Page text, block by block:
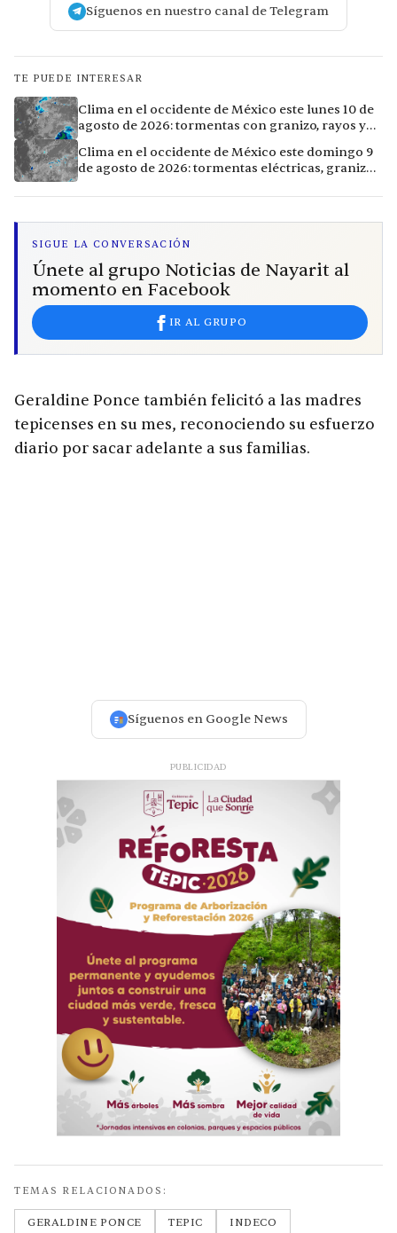
Síguenos en nuestro canal de Telegram
TE PUEDE INTERESAR
Clima en el occidente de México este lunes 10 de
agosto de 2026: tormentas con granizo, rayos y
Clima en el occidente de México este domingo 9
de agosto de 2026: tormentas eléctricas, granizo
SIGUE LA CONVERSACIÓN
Únete al grupo Noticias de Nayarit al
momento en Facebook
IR AL GRUPO
Geraldine Ponce también felicitó a las madres
tepicenses en su mes, reconociendo su esfuerzo
diario por sacar adelante a sus familias.
Síguenos en Google News
PUBLICIDAD
TEMAS RELACIONADOS:
GERALDINE PONCE TEPIC INDECO